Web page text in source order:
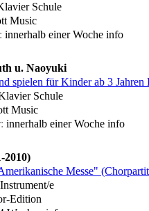
Schule
Music
innerhalb einer Woche info
u. Naoyuki
spielen für Kinder ab 3 Jahren
Schule
Music
innerhalb einer Woche info
2010)
Messe"
e
Edition